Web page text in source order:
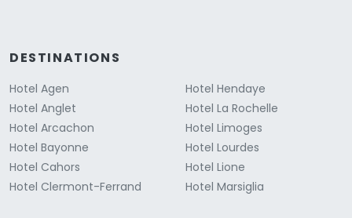
DESTINATIONS
Hotel Agen
Hotel Anglet
Hotel Arcachon
Hotel Bayonne
Hotel Cahors
Hotel Clermont-Ferrand
Hotel Hendaye
Hotel La Rochelle
Hotel Limoges
Hotel Lourdes
Hotel Lione
Hotel Marsiglia